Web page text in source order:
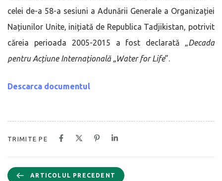
celei de-a 58-a sesiuni a Adunării Generale a Organizației
Națiunilor Unite, inițiată de Republica Tadjikistan, potrivit
căreia perioada 2005-2015 a fost declarată „Decada
pentru Acțiune Internațională „Water for Life”.
Descarca documentul
TRIMITE PE
ARTICOLUL PRECEDENT